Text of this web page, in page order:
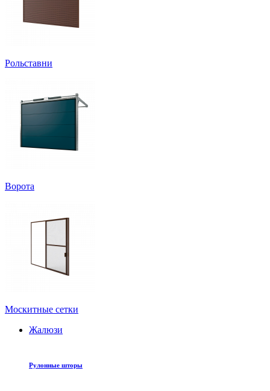
Рольставни
Ворота
Москитные сетки
Жалюзи
Рулонные шторы